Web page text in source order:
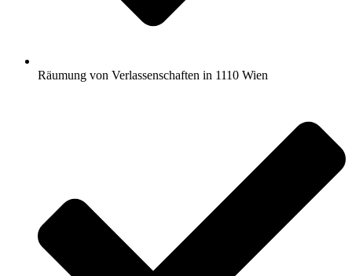
Räumung von Verlassenschaften in 1110 Wien